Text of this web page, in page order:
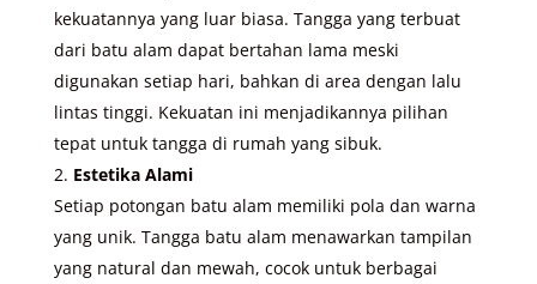
kekuatannya yang luar biasa. Tangga yang terbuat
dari batu alam dapat bertahan lama meski
digunakan setiap hari, bahkan di area dengan lalu
lintas tinggi. Kekuatan ini menjadikannya pilihan
tepat untuk tangga di rumah yang sibuk.
Estetika Alami
Setiap potongan batu alam memiliki pola dan warna
yang unik. Tangga batu alam menawarkan tampilan
yang natural dan mewah, cocok untuk berbagai